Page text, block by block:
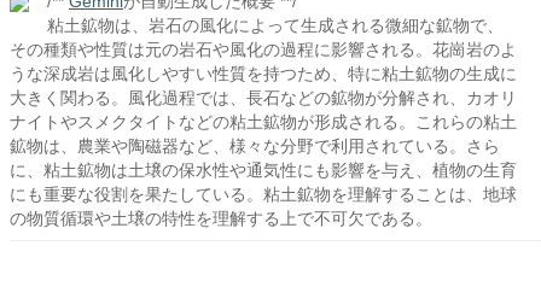
粘土鉱物は、岩石の風化によって生成される微細な鉱物で、
その種類や性質は元の岩石や風化の過程に影響される。花崗岩のよ
うな深成岩は風化しやすい性質を持つため、特に粘土鉱物の生成に
大きく関わる。風化過程では、長石などの鉱物が分解され、カオリ
ナイトやスメクタイトなどの粘土鉱物が形成される。これらの粘土
鉱物は、農業や陶磁器など、様々な分野で利用されている。さら
に、粘土鉱物は土壌の保水性や通気性にも影響を与え、植物の生育
にも重要な役割を果たしている。粘土鉱物を理解することは、地球
の物質循環や土壌の特性を理解する上で不可欠である。